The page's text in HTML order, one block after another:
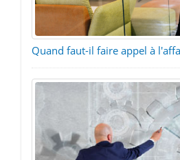
Quand faut-il faire appel à